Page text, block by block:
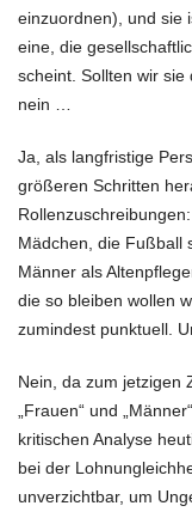
einzuordnen), und sie
eine, die
scheint. Sollten wir sie
nein …
Ja, als langfristige
größeren Schritten
Mädchen, die Fußball
Männer als
die so bleiben wollen
zumindest punktuell.
Nein, da zum jetzigen
„Frauen“ und
kritischen Analyse
bei der
unverzichtbar, um